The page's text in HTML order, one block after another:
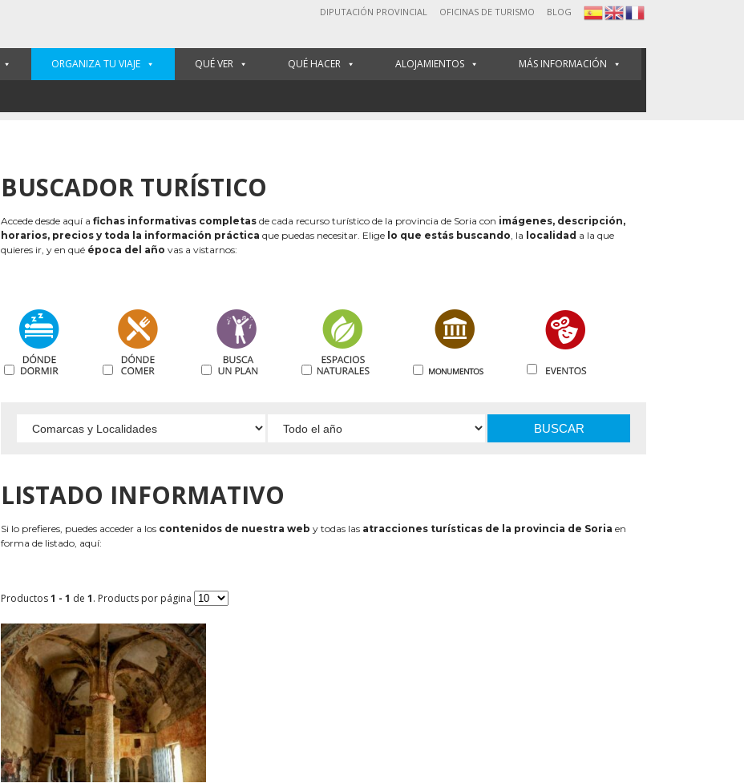
DIPUTACIÓN PROVINCIAL OFICINAS DE TURISMO BLOG
ORGANIZA TU VIAJE QUÉ VER QUÉ HACER ALOJAMIENTOS MÁS INFORMACIÓN
BUSCADOR TURÍSTICO
Accede desde aquí a fichas informativas completas de cada recurso turístico de la provincia de Soria con imágenes, descripción,
horarios, precios y toda la información práctica que puedas necesitar. Elige lo que estás buscando, la localidad a la que
quieres ir, y en qué época del año vas a vistarnos:
BUSCAR
LISTADO INFORMATIVO
Si lo prefieres, puedes acceder a los contenidos de nuestra web y todas las atracciones turísticas de la provincia de Soria en
forma de listado, aquí:
Productos1 - 1 de 1. Products por página